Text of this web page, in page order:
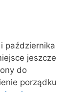
października
jeszcze
do
porządku